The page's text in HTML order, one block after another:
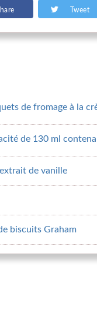
Tweet
de fromage à la
de 130 ml
de vanille
biscuits Graham